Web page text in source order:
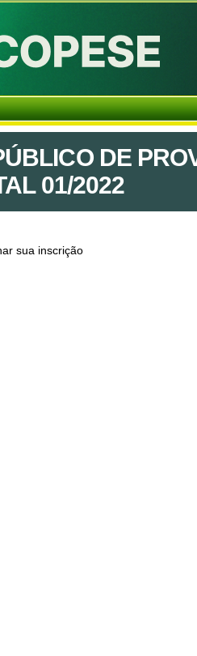
DE
01/2022
sua inscrição